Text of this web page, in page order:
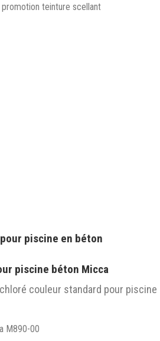
teinture scellant
piscine en béton
piscine béton Micca
couleur standard pour piscine
M890-00